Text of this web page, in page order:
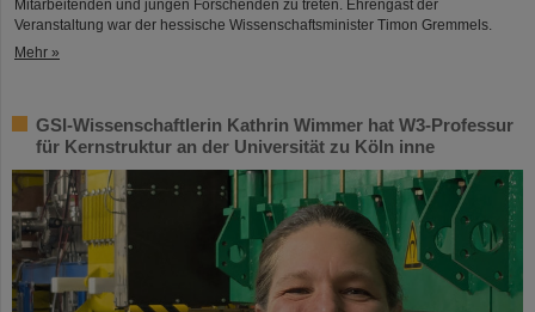
Mitarbeitenden und jungen Forschenden zu treten. Ehrengast der
Veranstaltung war der hessische Wissenschaftsminister Timon Gremmels.
Mehr »
GSI-Wissenschaftlerin Kathrin Wimmer hat W3-Professur
für Kernstruktur an der Universität zu Köln inne